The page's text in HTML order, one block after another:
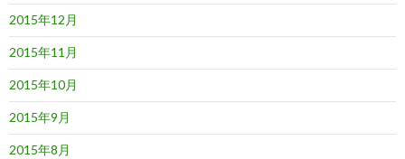
2015年12月
2015年11月
2015年10月
2015年9月
2015年8月